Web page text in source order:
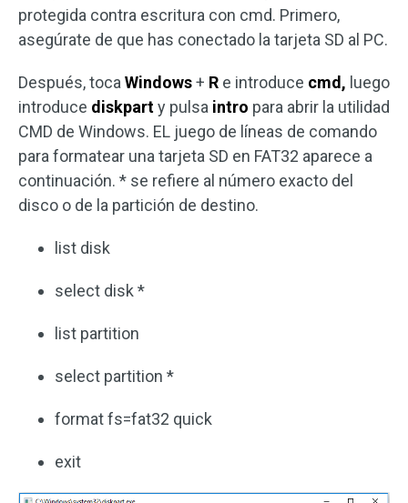
protegida contra escritura con cmd. Primero,
asegúrate de que has conectado la tarjeta SD al PC.
Después, toca Windows+ R e introduce cmd, luego
introduce diskparty pulsa intro para abrir la utilidad
CMD de Windows. EL juego de líneas de comando
para formatear una tarjeta SD en FAT32 aparece a
continuación. * se refiere al número exacto del
disco o de la partición de destino.
list disk
select disk *
list partition
select partition *
format fs=fat32 quick
exit